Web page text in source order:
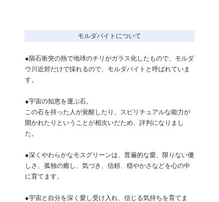
モルダバイトについて
●隕石衝突の熱で地球のチリがガラス化したもので、モルダ
ウ川近郊だけで採れるので、モルダバイトと呼ばれていま
す。
●宇宙の知恵を運ぶ石。
この石を持った人が覚醒したり、スピリチュアルな能力が
開かれたりということが相次いだため、評判になりまし
た。
●深くやわらかなモスグリーンは、普遍的な愛、限りない優
しさ、孤独の癒し、気づき、信頼、穏やかさなどを心の中
に育てます。
●宇宙と自分を深く愛し受け入れ、信じる気持ちを育てま